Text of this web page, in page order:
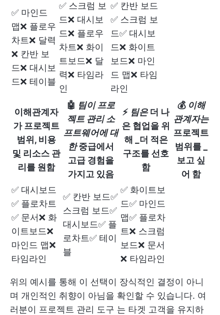
✅ 마인드
맵❌ 플로우
차트❌ 달력
❌ 칸반 보
드❌ 대시보
드❌ 테이블
✅ 스크럼 보
드❌ 대시보
드❌ 플로우
차트❌ 화이
트보드❌ 달
력❌ 타임라
인
✅ 칸반 보드
✅ 스크럼 보
드✅ 대시보
드❌ 화이트
보드❌ 마인
드 맵❌ 타임
라인
이해관계자
가 프로젝트
범위, 비용
및 리소스 관
리를 원함
🤖 팀이 프로
젝트 관리 소
프트웨어에 대
한중급에서
고급 경험을
가지고 있음
⚡️ 팀은더 나
은 협업을 위
해 _더 적은
구조를 선호
함
💰 이해
관계자는
프로젝트
범위를 _
보고 싶
어 함
✅ 대시보드
✅ 플로차트
✅ 문서❌ 화
이트보드❌
마인드 맵❌
타임라인
✅ 칸반 보드✅
스크럼 보드✅
대시보드✅ 플
로차트✅ 테이
블
✅ 화이트보
드✅ 마인드
맵✅ 플로차
트❌ 스크럼
보드❌ 문서
❌ 타임라인
위의 예시를 통해 이 선택이 장식적인 결정이 아니
며 개인적인 취향이 아님을 확인할 수 있습니다. 여
러분이 프로젝트 관리 도구 는 타겟 고객을 유지하